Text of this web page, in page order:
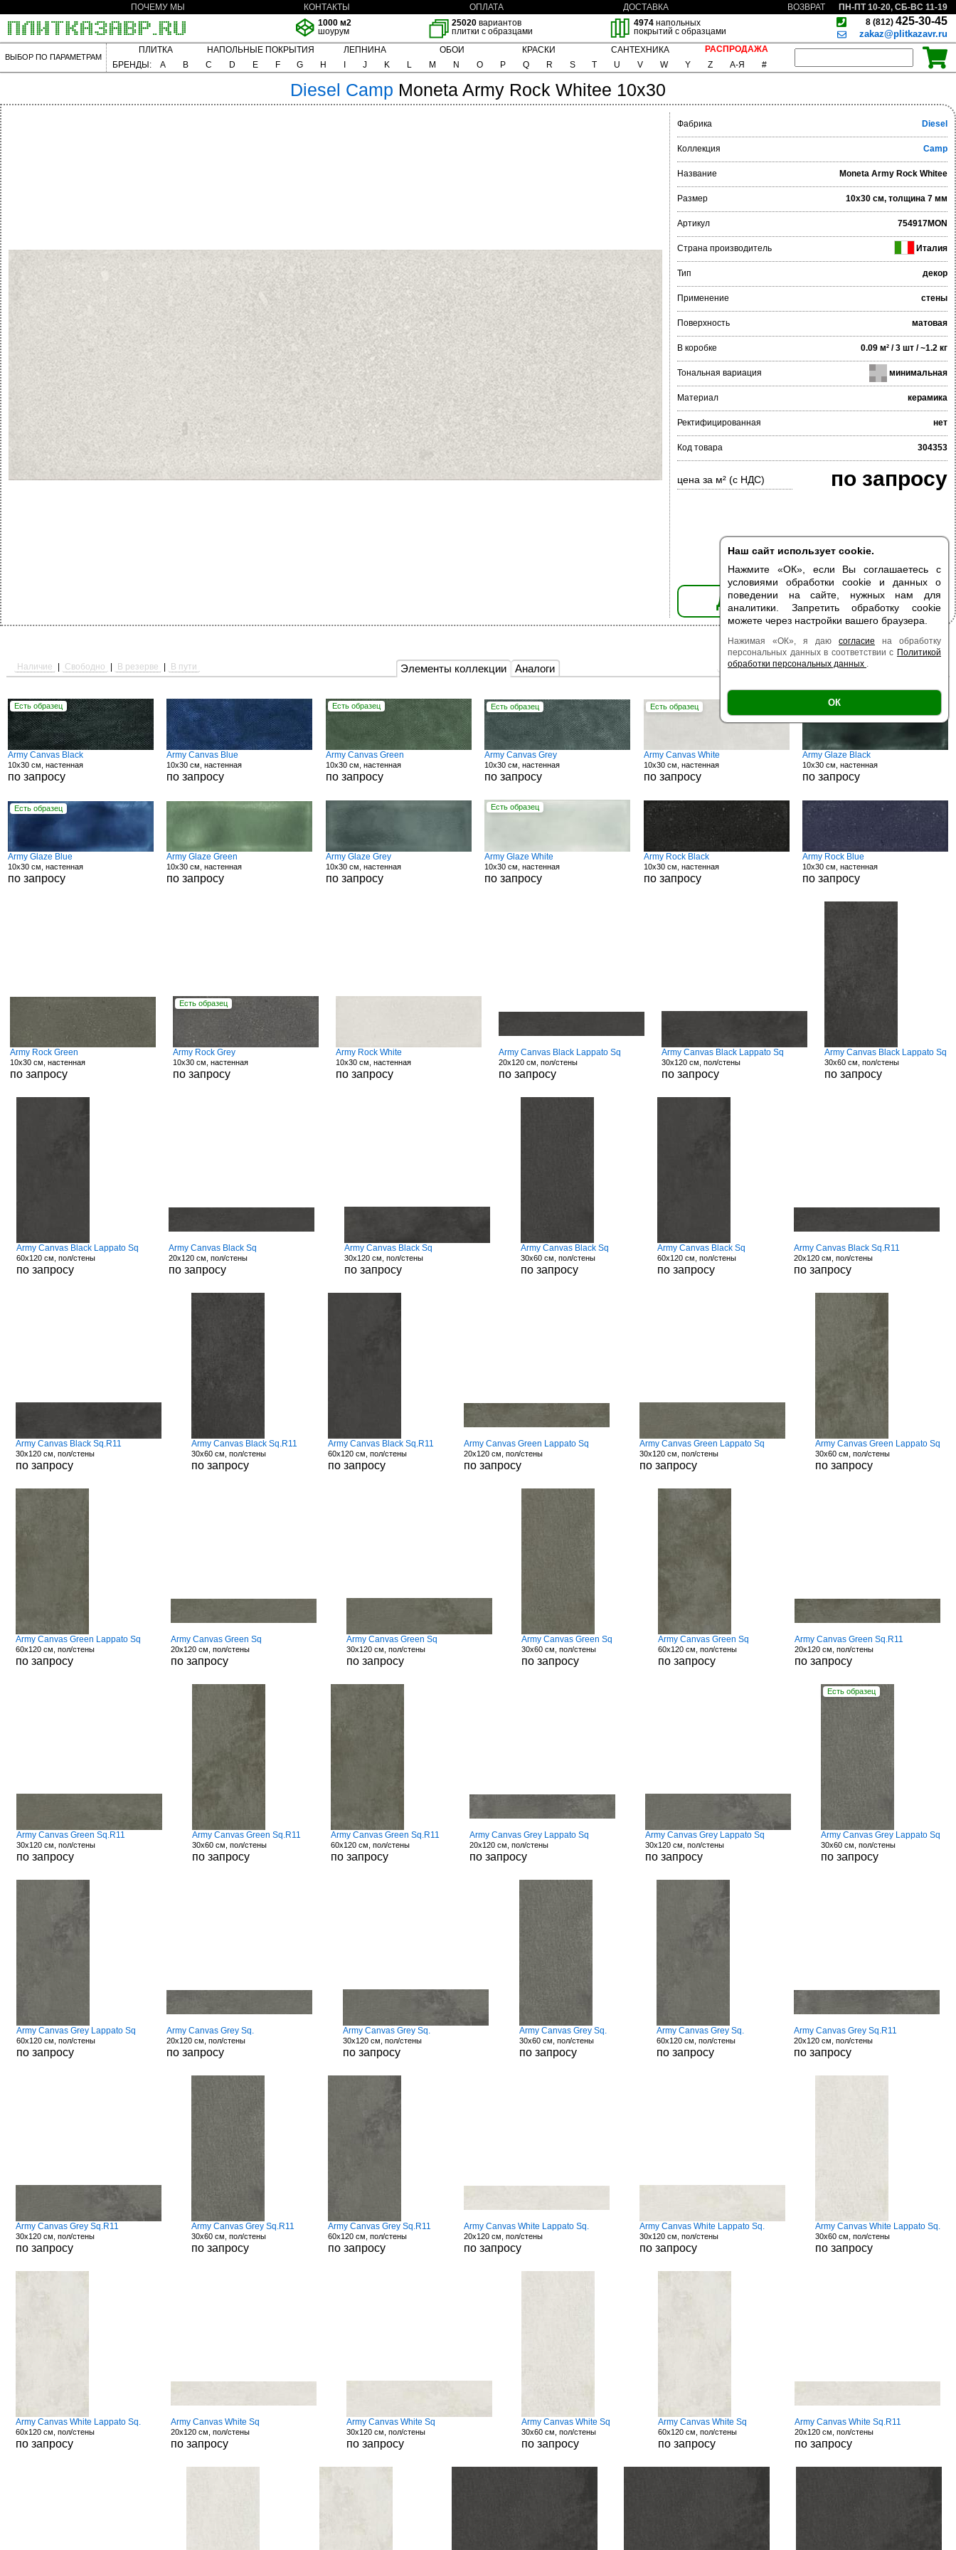
Наш сайт использует cookie.
Нажмите «ОК», если Вы соглашаетесь с
условиями обработки cookie и данных о
поведении на сайте, нужных нам для
аналитики. Запретить обработку cookie
можете через настройки вашего браузера.
Нажимая «ОК», я даю согласие на обработку
персональных данных в соответствии с Политикой
обработки персональных данных .
ОК
ПОЧЕМУ МЫ КОНТАКТЫ ОПЛАТА ДОСТАВКА ВОЗВРАТ
ПН-ПТ 10-20, СБ-ВС 11-19
1000 м2
шоурум
25020 вариантов
плитки с образцами
4974напольных
покрытий с образцами
8 (812) 425-30-45
zakaz@plitkazavr.ru
ВЫБОР ПО ПАРАМЕТРАМ
ПЛИТКА НАПОЛЬНЫЕ ПОКРЫТИЯ ЛЕПНИНА ОБОИ КРАСКИ САНТЕХНИКА
РАСПРОДАЖА
БРЕНДЫ:
A B C D E F G H J K L M N O P Q R S T U V W Y Z А-Я #
Diesel Camp Moneta Army Rock Whitee 10x30
Фабрика Diesel
Коллекция Camp
Название Moneta Army Rock Whitee
Размер 10x30 см, толщина 7 мм
Артикул 754917MON
Страна производитель Италия
Тип декор
Применение стены
Поверхность матовая
В коробке 0.09 м² / 3 шт / ~1.2 кг
Тональная вариация минимальная
Материал керамика
Ректифицированная нет
Код товара 304353
цена за м² (с НДС) по запросу
ДОБАВИТЬ В КОРЗИНУ
Элементы коллекции Аналоги
Наличие Свободно В резерве В пути Есть образец | Поверхность |
Есть образец
Army Canvas Black
10x30 см, настенная
по запросу
Army Canvas Blue
10x30 см, настенная
по запросу
Есть образец
Army Canvas Green
10x30 см, настенная
по запросу
Есть образец
Army Canvas Grey
10x30 см, настенная
по запросу
Есть образец
Army Canvas White
10x30 см, настенная
по запросу
Есть образец
Army Glaze Black
10x30 см, настенная
по запросу
Есть образец
Army Glaze Blue
10x30 см, настенная
по запросу
Army Glaze Green
10x30 см, настенная
по запросу
Army Glaze Grey
10x30 см, настенная
по запросу
Есть образец
Army Glaze White
10x30 см, настенная
по запросу
Army Rock Black
10x30 см, настенная
по запросу
Army Rock Blue
10x30 см, настенная
по запросу
Army Rock Green
10x30 см, настенная
по запросу
Есть образец
Army Rock Grey
10x30 см, настенная
по запросу
Army Rock White
10x30 см, настенная
по запросу
Army Canvas Black Lappato Sq
20x120 см, пол/стены
по запросу
Army Canvas Black Lappato Sq
30x120 см, пол/стены
по запросу
Army Canvas Black Lappato Sq
30x60 см, пол/стены
по запросу
Army Canvas Black Lappato Sq
60x120 см, пол/стены
по запросу
Army Canvas Black Sq
20x120 см, пол/стены
по запросу
Army Canvas Black Sq
30x120 см, пол/стены
по запросу
Army Canvas Black Sq
30x60 см, пол/стены
по запросу
Army Canvas Black Sq
60x120 см, пол/стены
по запросу
Army Canvas Black Sq.R11
20x120 см, пол/стены
по запросу
Army Canvas Black Sq.R11
30x120 см, пол/стены
по запросу
Army Canvas Black Sq.R11
30x60 см, пол/стены
по запросу
Army Canvas Black Sq.R11
60x120 см, пол/стены
по запросу
Army Canvas Green Lappato Sq
20x120 см, пол/стены
по запросу
Army Canvas Green Lappato Sq
30x120 см, пол/стены
по запросу
Army Canvas Green Lappato Sq
30x60 см, пол/стены
по запросу
Army Canvas Green Lappato Sq
60x120 см, пол/стены
по запросу
Army Canvas Green Sq
20x120 см, пол/стены
по запросу
Army Canvas Green Sq
30x120 см, пол/стены
по запросу
Army Canvas Green Sq
30x60 см, пол/стены
по запросу
Army Canvas Green Sq
60x120 см, пол/стены
по запросу
Army Canvas Green Sq.R11
20x120 см, пол/стены
по запросу
Army Canvas Green Sq.R11
30x120 см, пол/стены
по запросу
Army Canvas Green Sq.R11
30x60 см, пол/стены
по запросу
Army Canvas Green Sq.R11
60x120 см, пол/стены
по запросу
Army Canvas Grey Lappato Sq
20x120 см, пол/стены
по запросу
Army Canvas Grey Lappato Sq
30x120 см, пол/стены
по запросу
Есть образец
Army Canvas Grey Lappato Sq
30x60 см, пол/стены
по запросу
Army Canvas Grey Lappato Sq
60x120 см, пол/стены
по запросу
Army Canvas Grey Sq.
20x120 см, пол/стены
по запросу
Army Canvas Grey Sq.
30x120 см, пол/стены
по запросу
Army Canvas Grey Sq.
30x60 см, пол/стены
по запросу
Army Canvas Grey Sq.
60x120 см, пол/стены
по запросу
Army Canvas Grey Sq.R11
20x120 см, пол/стены
по запросу
Army Canvas Grey Sq.R11
30x120 см, пол/стены
по запросу
Army Canvas Grey Sq.R11
30x60 см, пол/стены
по запросу
Army Canvas Grey Sq.R11
60x120 см, пол/стены
по запросу
Army Canvas White Lappato Sq.
20x120 см, пол/стены
по запросу
Army Canvas White Lappato Sq.
30x120 см, пол/стены
по запросу
Army Canvas White Lappato Sq.
30x60 см, пол/стены
по запросу
Army Canvas White Lappato Sq.
60x120 см, пол/стены
по запросу
Army Canvas White Sq
20x120 см, пол/стены
по запросу
Army Canvas White Sq
30x120 см, пол/стены
по запросу
Army Canvas White Sq
30x60 см, пол/стены
по запросу
Army Canvas White Sq
60x120 см, пол/стены
по запросу
Army Canvas White Sq.R11
20x120 см, пол/стены
по запросу